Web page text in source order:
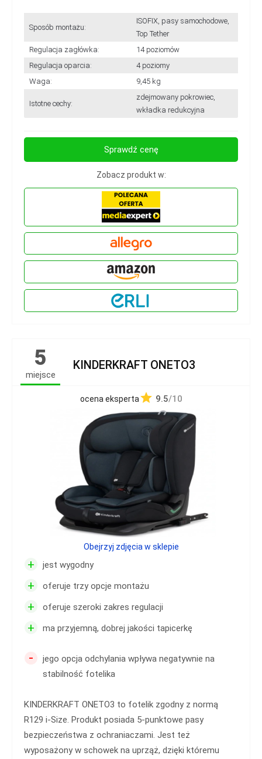
Sposób montażu:
ISOFIX, pasy samochodowe,
Top Tether
Regulacja zagłówka:
14 poziomów
Regulacja oparcia:
4 poziomy
Waga:
9,45 kg
Istotne cechy:
zdejmowany pokrowiec,
wkładka redukcyjna
Sprawdź cenę
Zobacz produkt w:
5
miejsce
KINDERKRAFT ONETO3
ocena eksperta 9.5/10
+ jest wygodny
+ oferuje trzy opcje montażu
+ oferuje szeroki zakres regulacji
+ ma przyjemną, dobrej jakości tapicerkę
-
jego opcja odchylania wpływa negatywnie na
stabilność fotelika
KINDERKRAFT ONETO3 to fotelik zgodny z normą
R129 i-Size. Produkt posiada 5-punktowe pasy
bezpieczeństwa z ochraniaczami. Jest też
wyposażony w schowek na uprząż, dzięki któremu
Obejrzyj zdjęcia w sklepie